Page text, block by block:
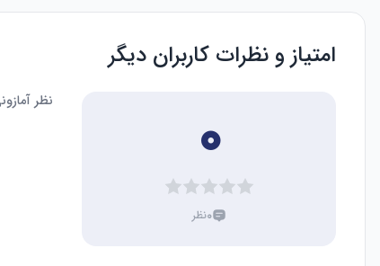
امتیاز و نظرات کاربران دیگر
۰
۰نظر
نظر